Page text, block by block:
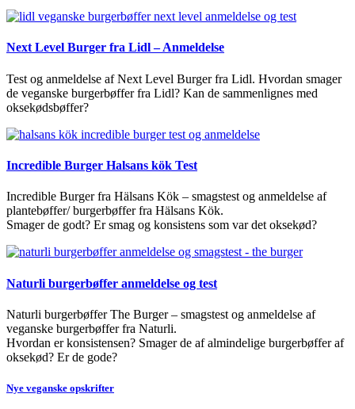
Next Level Burger fra Lidl – Anmeldelse
Test og anmeldelse af Next Level Burger fra Lidl. Hvordan smager
de veganske burgerbøffer fra Lidl? Kan de sammenlignes med
oksekødsbøffer?
Incredible Burger Halsans kök Test
Incredible Burger fra Hälsans Kök – smagstest og anmeldelse af
plantebøffer/ burgerbøffer fra Hälsans Kök.
Smager de godt? Er smag og konsistens som var det oksekød?
Naturli burgerbøffer anmeldelse og test
Naturli burgerbøffer The Burger – smagstest og anmeldelse af
veganske burgerbøffer fra Naturli.
Hvordan er konsistensen? Smager de af almindelige burgerbøffer af
oksekød? Er de gode?
Nye veganske opskrifter